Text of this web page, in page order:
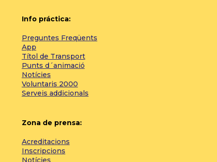
Info práctica:
Preguntes Freqüents
App
Títol de Transport
Punts d´animació
Notícies
Voluntaris 2000
Serveis addicionals
Zona de prensa:
Acreditacions
Inscripcions
Notícies